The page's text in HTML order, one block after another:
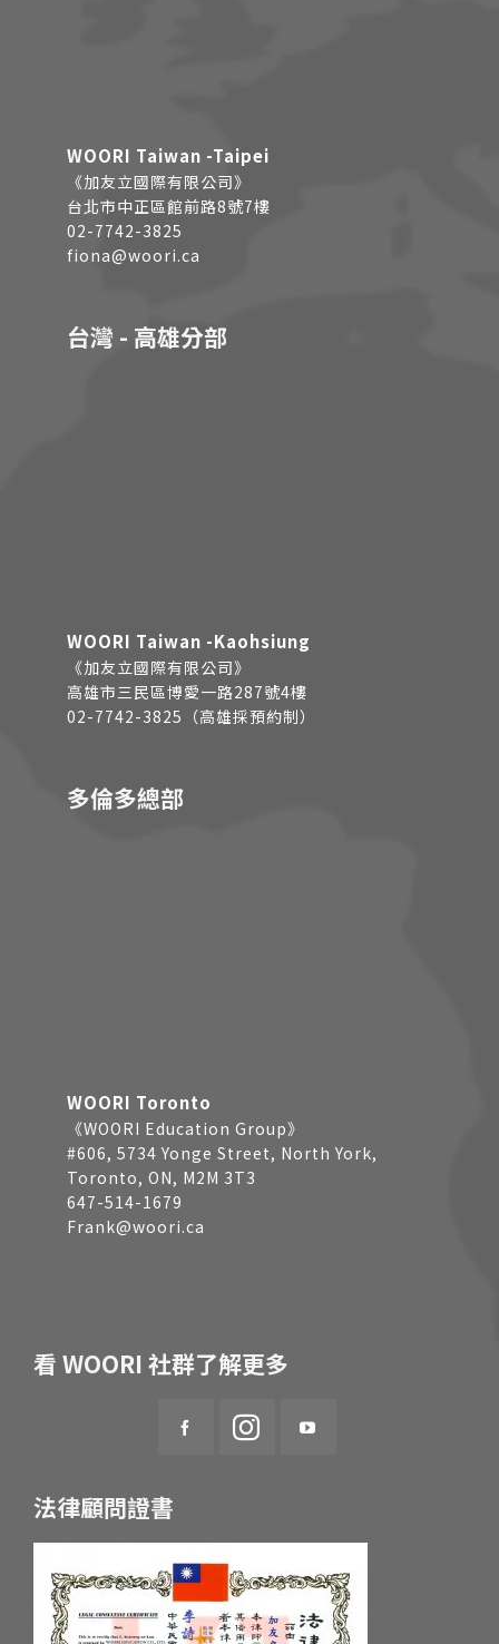
WOORI Taiwan -Taipei
《加友立國際有限公司》
台北市中正區館前路8號7樓
02-7742-3825
fiona@woori.ca
台灣 - 高雄分部
WOORI Taiwan -Kaohsiung
《加友立國際有限公司》
高雄市三民區博愛一路287號4樓
02-7742-3825（高雄採預約制）
多倫多總部
WOORI Toronto
《WOORI Education Group》
#606, 5734 Yonge Street, North York,
Toronto, ON, M2M 3T3
647-514-1679
Frank@woori.ca
看 WOORI 社群了解更多
法律顧問證書